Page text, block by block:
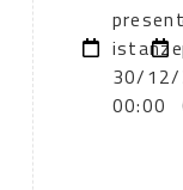
30/
00:00